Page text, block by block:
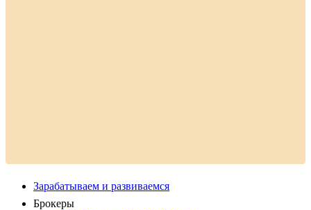
Зарабатываем и развиваемся
Брокеры